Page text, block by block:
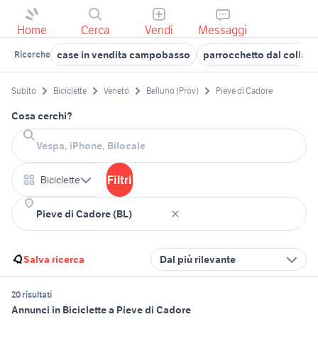
Home Cerca Vendi Messaggi
Ricerche case in vendita campobasso parrocchetto dal collare
Subito Biciclette Veneto Belluno (Prov) Pieve di Cadore
Cosa cerchi?
Biciclette Filtri
Salva ricerca Dal più rilevante
20 risultati
Annunci in Biciclette a Pieve di Cadore